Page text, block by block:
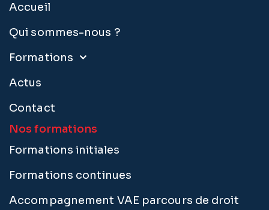
Accueil
Qui sommes-nous ?
Formations
Actus
Contact
Nos formations
Formations initiales
Formations continues
Accompagnement VAE parcours de droit